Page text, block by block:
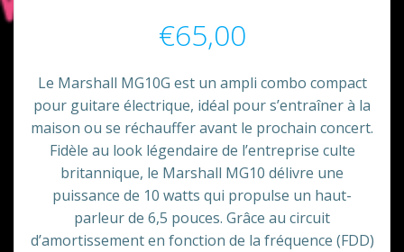
€65,00
Le Marshall MG10G est un ampli combo compact
pour guitare électrique, idéal pour s’entraîner à la
maison ou se réchauffer avant le prochain concert.
Fidèle au look légendaire de l’entreprise culte
britannique, le Marshall MG10 délivre une
puissance de 10 watts qui propulse un haut-
parleur de 6,5 pouces. Grâce au circuit
d’amortissement en fonction de la fréquence (FDD)